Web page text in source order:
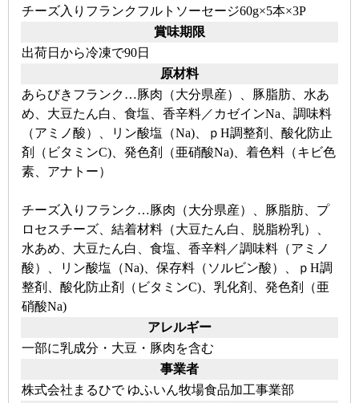
チーズ入りフランクフルトソーセージ60g×5本×3P
賞味期限
出荷日から冷凍で90日
原材料
あらびきフランク…豚肉（大分県産）、豚脂肪、水あ
め、大豆たん白、食塩、香辛料／カゼインNa、調味料
（アミノ酸）、リン酸塩（Na)、ｐH調整剤、酸化防止
剤（ビタミンC)、発色剤（亜硝酸Na)、着色料（キビ色
素、アナトー）
チーズ入りフランク…豚肉（大分県産）、豚脂肪、プ
ロセスチーズ、結着材料（大豆たん白、脱脂粉乳）、
水あめ、大豆たん白、食塩、香辛料／調味料（アミノ
酸）、リン酸塩（Na)、保存料（ソルビン酸）、ｐH調
整剤、酸化防止剤（ビタミンC)、乳化剤、発色剤（亜
硝酸Na)
アレルギー
一部に乳成分・大豆・豚肉を含む
事業者
株式会社まるひで ゆふいん牧場食品加工事業部